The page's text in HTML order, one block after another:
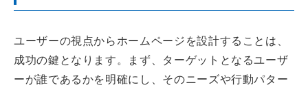
ユーザーの視点からホームページを設計することは、
成功の鍵となります。まず、ターゲットとなるユーザ
ーが誰であるかを明確にし、そのニーズや行動パター